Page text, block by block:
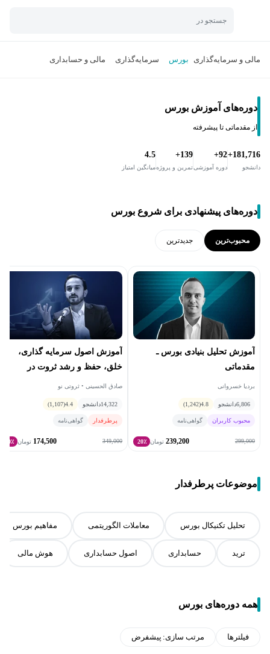
جستجو در
مالی و سرمایه‌گذاری بورس سرمایه‌گذاری مالی و حسابداری
دوره‌های آموزش بورس
از مقدماتی تا پیشرفته
181,716+
دانشجو
92+
دوره آموزشی
139+
تمرین و پروژه
4.5
میانگین امتیاز
دوره‌های پیشنهادی برای شروع بورس
محبوب‌ترین جدید‌ترین
آموزش تحلیل بنیادی بورس ـ
مقدماتی
بردیا خسروانی
6,806دانشجو 4.8
(1,242)
محبوب کاربران گواهی‌نامه
299,000
239,200 تومان 20٪
آموزش اصول سرمايه گذاری،
خلق، حفظ و رشد ثروت در
نوسانات اقتصادی
صادق الحسینی • ثروتی نو
14,322دانشجو 4.4
(1,107)
پرطرفدار گواهی‌نامه
349,000
174,500 تومان 50٪
موضوعات پرطرفدار
تحلیل تکنیکال بورس معاملات الگوریتمی مفاهیم بورس
ترید حسابداری اصول حسابداری هوش مالی
همه دوره‌های بورس
فیلترها مرتب سازی: پیشفرض